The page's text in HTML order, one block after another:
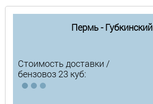
Пермь - Губкинский
Стоимость доставки /
бензовоз 23 куб: